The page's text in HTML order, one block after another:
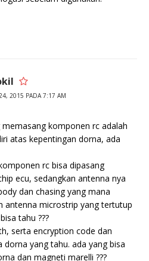
2015 PADA 7:17 AM
komponen rc adalah
atas kepentingan dorna, ada
rc bisa dipasang
ecu, sedangkan antenna nya
dan chasing yang mana
antenna microstrip yang tertutup
tahu ???
serta encryption code dan
yang tahu. ada yang bisa
dan magneti marelli ???